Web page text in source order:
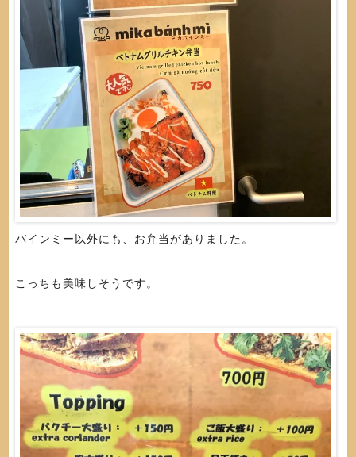
バインミー以外にも、お弁当がありました。
こっちも美味しそうです。